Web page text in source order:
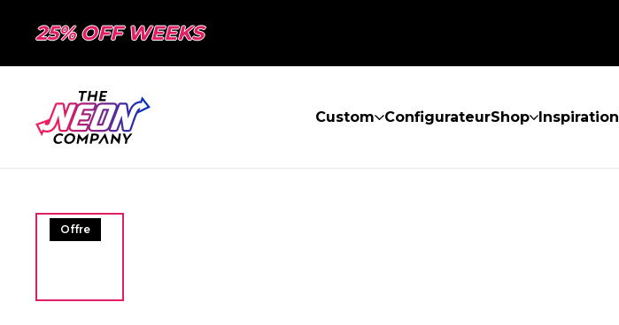
25% OFF WEEKS
Custom ConfigurateurShop Inspiration
Offre